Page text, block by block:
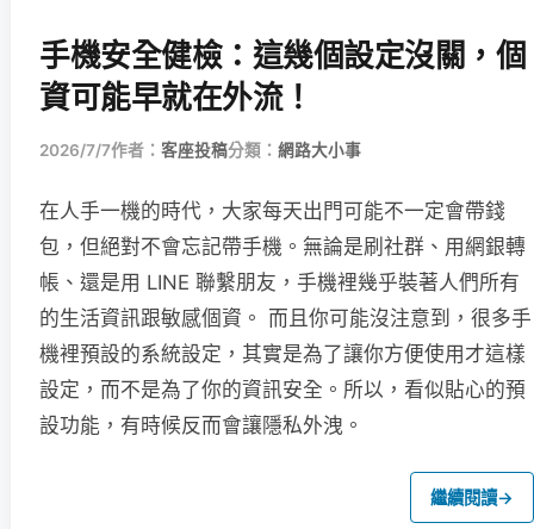
手機安全健檢：這幾個設定沒關，個
資可能早就在外流！
2026/7/7作者： 客座投稿分類： 網路大小事
在人手一機的時代，大家每天出門可能不一定會帶錢
包，但絕對不會忘記帶手機。無論是刷社群、用網銀轉
帳、還是用 LINE 聯繫朋友，手機裡幾乎裝著人們所有
的生活資訊跟敏感個資。 而且你可能沒注意到，很多手
機裡預設的系統設定，其實是為了讓你方便使用才這樣
設定，而不是為了你的資訊安全。所以，看似貼心的預
設功能，有時候反而會讓隱私外洩。
繼續閱讀→